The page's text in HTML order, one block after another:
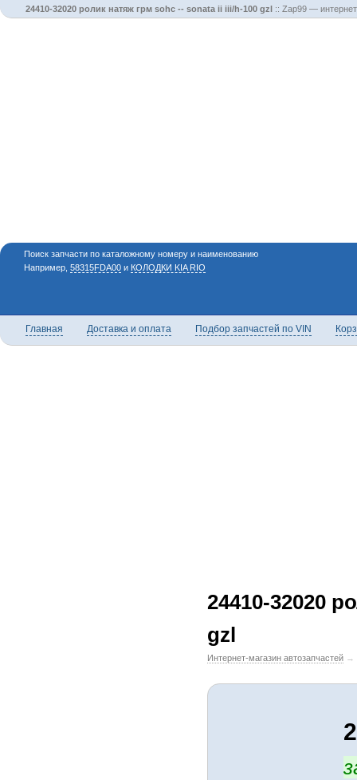
24410-32020 ролик натяж грм sohc -- sonata ii iii/h-100 gzl :: Zap99 —
Поиск запчасти по каталожному номеру и наименованию
Например, 58315FDA00 и КОЛОДКИ KIA RIO
Главная Доставка и оплата Подбор запчастей по VIN
24410-32020
gzl
Интернет-магазин автозапчастей →